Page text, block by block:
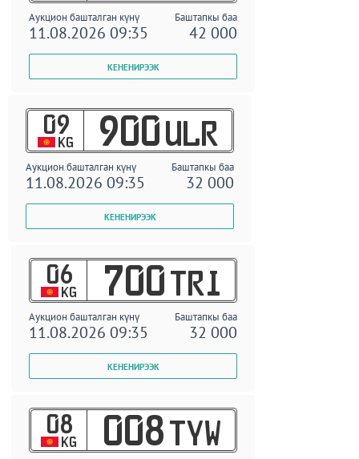
Аукцион башталган күнү Баштапкы баа
11.08.2026 09:35 42 000
09
KG 900 ULR
Аукцион башталган күнү Баштапкы баа
11.08.2026 09:35 32 000
06
KG 700 TRI
Аукцион башталган күнү Баштапкы баа
11.08.2026 09:35 32 000
08
KG 008 TYW